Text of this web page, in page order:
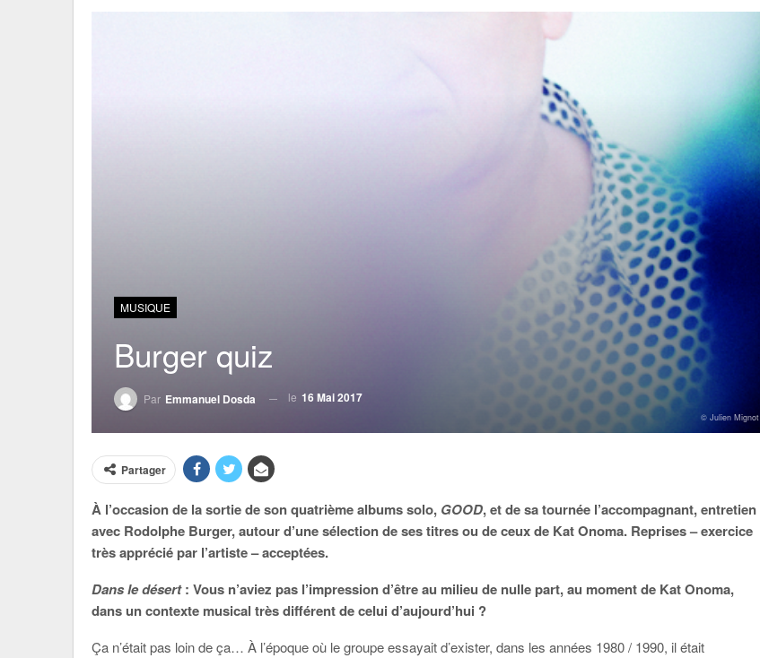
MUSIQUE
Burger quiz
Par Emmanuel Dosda le 16 Mai 2017
© Julien Mignot
Partager
À l’occasion de la sortie de son quatrième albums solo, GOOD, et de sa tournée l’accompagnant, entretien
avec Rodolphe Burger, autour d’une sélection de ses titres ou de ceux de Kat Onoma. Reprises – exercice
très apprécié par l’artiste – acceptées.
Dans le désert: Vous n’aviez pas l’impression d’être au milieu de nulle part, au moment de Kat Onoma,
dans un contexte musical très différent de celui d’aujourd’hui ?
Ça n’était pas loin de ça… À l’époque où le groupe essayait d’exister, dans les années 1980 / 1990, il était